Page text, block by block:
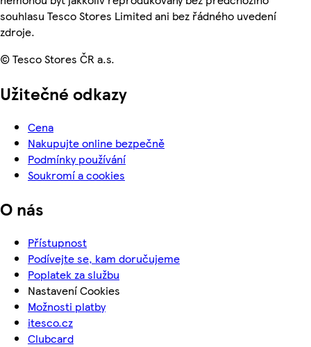
souhlasu Tesco Stores Limited ani bez řádného uvedení
zdroje.
© Tesco Stores ČR a.s.
Užitečné odkazy
Cena
Nakupujte online bezpečně
Podmínky používání
Soukromí a cookies
O nás
Přístupnost
Podívejte se, kam doručujeme
Poplatek za službu
Nastavení Cookies
Možnosti platby
itesco.cz
Clubcard